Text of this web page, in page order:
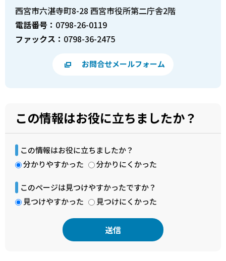
西宮市六湛寺町8-28 西宮市役所第二庁舎2階
電話番号： 0798-26-0119
ファックス： 0798-36-2475
お問合せメールフォーム
この情報はお役に立ちましたか？
この情報はお役に立ちましたか？
分かりやすかった
分かりにくかった
このページは見つけやすかったですか？
見つけやすかった
見つけにくかった